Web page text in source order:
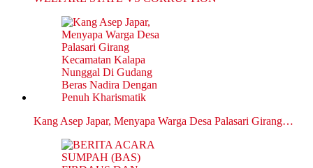
Kang Asep Japar, Menyapa Warga Desa Palasari Girang…